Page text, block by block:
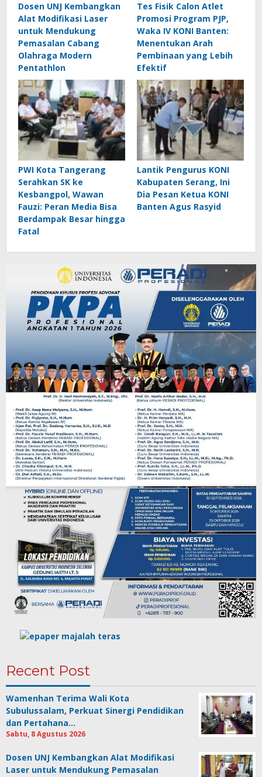
Dosen UNJ Kembangkan
Alat Modifikasi Laser
untuk Mendukung
Pemasalan Cabang
Olahraga Modern
Pentathlon
Tes Fisik Calon Atlet
Promosi Program PJP,
Waka IV KONI Banten:
Menentukan Arah
Pembinaan yang Lebih
Efektif
PWI Kota Tangerang
Serahkan SK ke
Kesbangpol, Wawan
Fauzi: Peran Media Bisa
Berdampak Besar hingga
Fatal
Lantik Pengurus KONI
Kabupaten Serang, Ini
Dia Pesan Ketua KONI
Banten Agus Rasyid
Recent Post
Wamenhan Terima Wali Kota
Subulussalam, Perkuat Sinergi Pendidikan
dan Pertahana…
Sabtu, 8 Agustus 2026
Dosen UNJ Kembangkan Alat Modifikasi
Laser untuk Mendukung Pemasalan